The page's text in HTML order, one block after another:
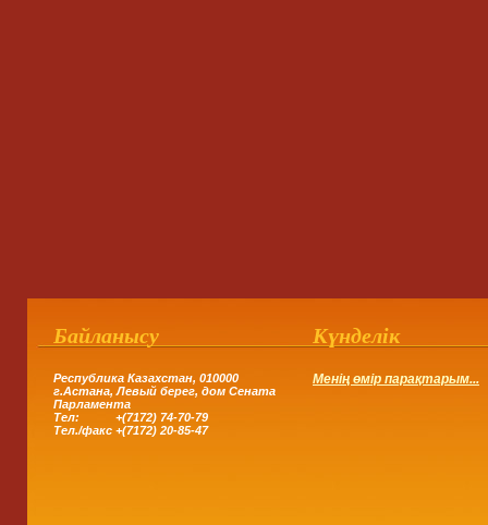
Байланысу
Республика Казахстан, 010000
г.Астана, Левый берег, дом Сената
Парламента
Тел: +(7172) 74-70-79
Тел./факс +(7172) 20-85-47
Күнделік
Менің өмір парақтарым...